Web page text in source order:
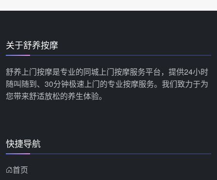
关于舒养按摩
舒养上门按摩是专业的同城上门按摩服务平台，提供24小时
随叫随到、30分钟极速上门的专业按摩服务。我们致力于为
您带来舒适放松的养生体验。
快捷导航
首页